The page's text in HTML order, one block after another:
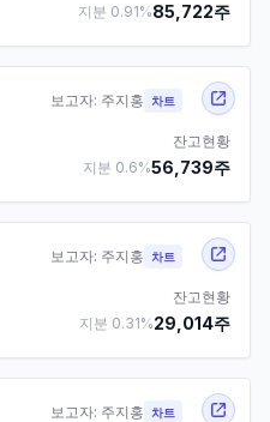
지분 0.91%85,722주
보고자: 주지홍 차트
잔고현황
지분 0.6%56,739주
보고자: 주지홍 차트
잔고현황
지분 0.31%29,014주
보고자: 주지홍 차트